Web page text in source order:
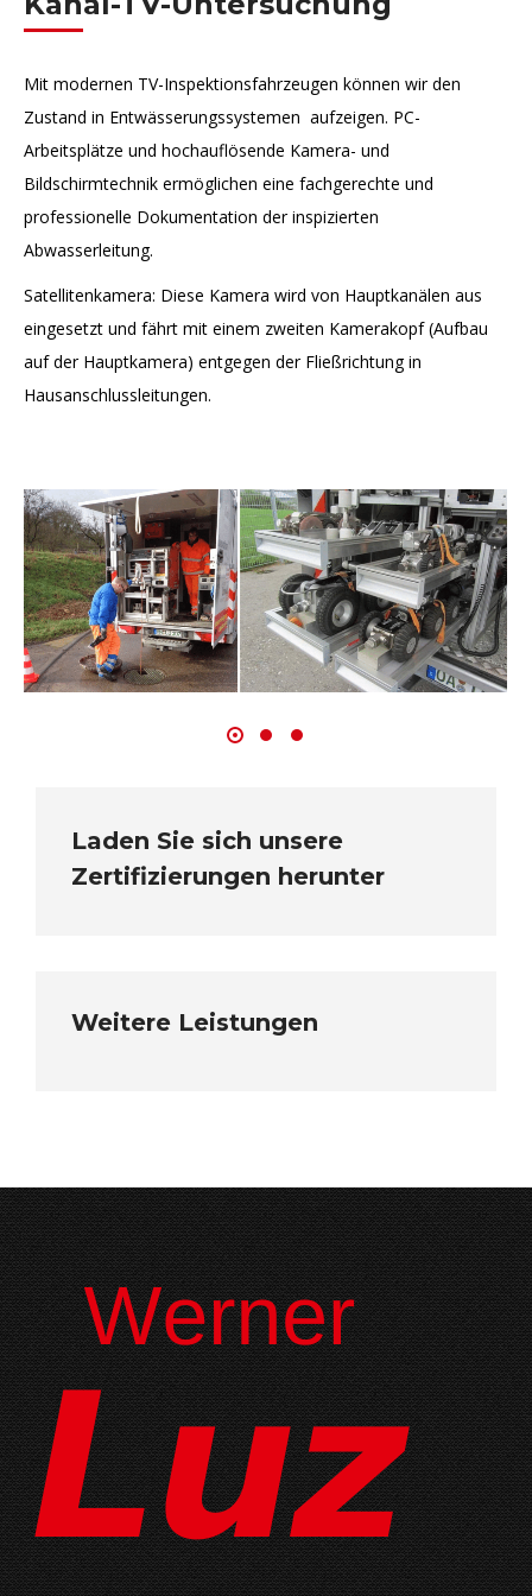
Mit modernen TV-Inspektionsfahrzeugen können wir den
Zustand in Entwässerungssystemen aufzeigen. PC-
Arbeitsplätze und hochauflösende Kamera- und
Bildschirmtechnik ermöglichen eine fachgerechte und
professionelle Dokumentation der inspizierten
Abwasserleitung.
Satellitenkamera: Diese Kamera wird von Hauptkanälen aus
eingesetzt und fährt mit einem zweiten Kamerakopf (Aufbau
auf der Hauptkamera) entgegen der Fließrichtung in
Hausanschlussleitungen.
Laden Sie sich unsere
Zertifizierungen herunter
Weitere Leistungen